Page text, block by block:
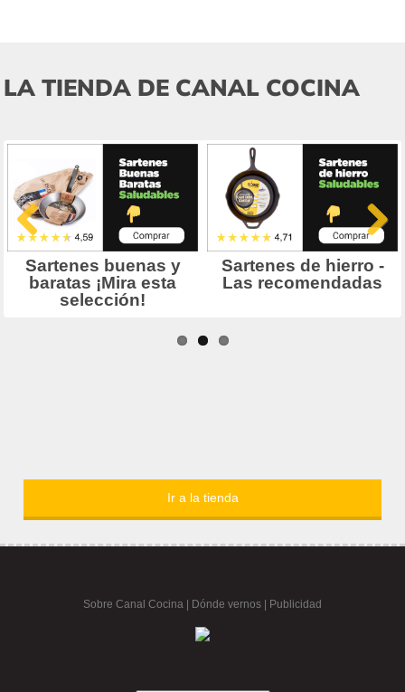
LA TIENDA DE CANAL COCINA
Ir a la tienda
Sobre Canal Cocina Dónde vernos | Publicidad